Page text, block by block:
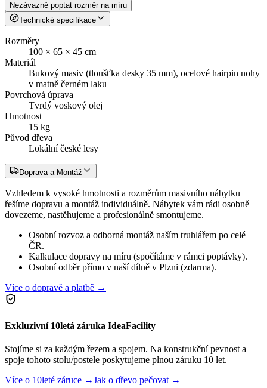
Nezávazně poptat rozměr na míru
Technické specifikace
Rozměry
100 × 65 × 45 cm
Materiál
Bukový masiv (tloušťka desky 35 mm), ocelové hairpin nohy
v matně černém laku
Povrchová úprava
Tvrdý voskový olej
Hmotnost
15 kg
Původ dřeva
Lokální české lesy
Doprava a Montáž
Vzhledem k vysoké hmotnosti a rozměrům masivního nábytku
řešíme dopravu a montáž individuálně. Nábytek vám rádi osobně
dovezeme, nastěhujeme a profesionálně smontujeme.
Osobní rozvoz a odborná montáž naším truhlářem po celé
ČR.
Kalkulace dopravy na míru (spočítáme v rámci poptávky).
Osobní odběr přímo v naší dílně v Plzni (zdarma).
Více o dopravě a platbě →
Exkluzivní 10letá záruka IdeaFacility
Stojíme si za každým řezem a spojem. Na konstrukční pevnost a
spoje tohoto stolu/postele poskytujeme plnou záruku 10 let.
Více o 10leté záruce →Jak o dřevo pečovat →